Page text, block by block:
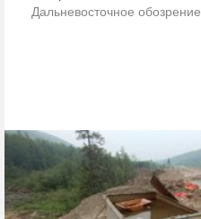
Дальневосточное обозрение